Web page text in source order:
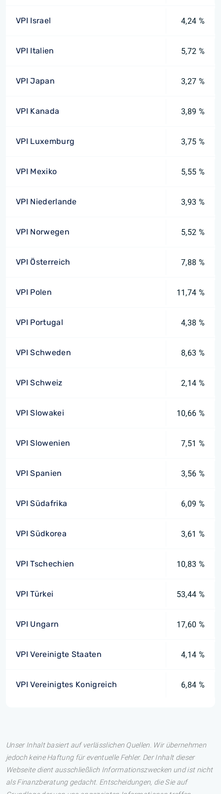
VPI Israel 4,24 %
VPI Italien 5,72 %
VPI Japan 3,27 %
VPI Kanada 3,89 %
VPI Luxemburg 3,75 %
VPI Mexiko 5,55 %
VPI Niederlande 3,93 %
VPI Norwegen 5,52 %
VPI Österreich 7,88 %
VPI Polen 11,74 %
VPI Portugal 4,38 %
VPI Schweden 8,63 %
VPI Schweiz 2,14 %
VPI Slowakei 10,66 %
VPI Slowenien 7,51 %
VPI Spanien 3,56 %
VPI Südafrika 6,09 %
VPI Südkorea 3,61 %
VPI Tschechien 10,83 %
VPI Türkei 53,44 %
VPI Ungarn 17,60 %
VPI Vereinigte Staaten 4,14 %
VPI Vereinigtes Konigreich 6,84 %
Unser Inhalt basiert auf verlässlichen Quellen. Wir übernehmen
jedoch keine Haftung für eventuelle Fehler. Der Inhalt dieser
Webseite dient ausschließlich Informationszwecken und ist nicht
als Finanzberatung gedacht. Entscheidungen, die Sie auf